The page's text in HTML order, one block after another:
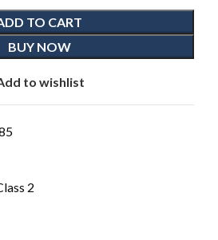
TO CART
BUY NOW
to wishlist
2